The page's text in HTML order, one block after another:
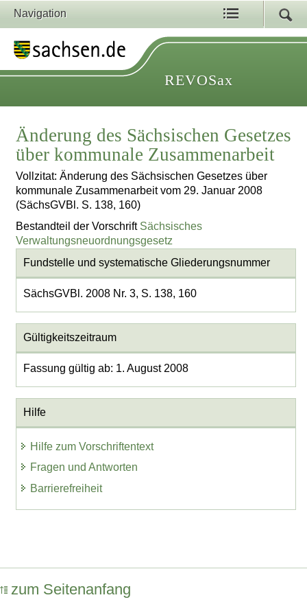
Navigation
REVOSax
Änderung des Sächsischen Gesetzes
über kommunale Zusammenarbeit
Vollzitat: Änderung des Sächsischen Gesetzes über
kommunale Zusammenarbeit vom 29. Januar 2008
(SächsGVBl. S. 138, 160)
Bestandteil der Vorschrift Sächsisches
Verwaltungsneuordnungsgesetz
Fundstelle und systematische Gliederungsnummer
SächsGVBl. 2008 Nr. 3, S. 138, 160
Gültigkeitszeitraum
Fassung gültig ab: 1. August 2008
Hilfe
Hilfe zum Vorschriftentext
Fragen und Antworten
Barrierefreiheit
zum Seitenanfang